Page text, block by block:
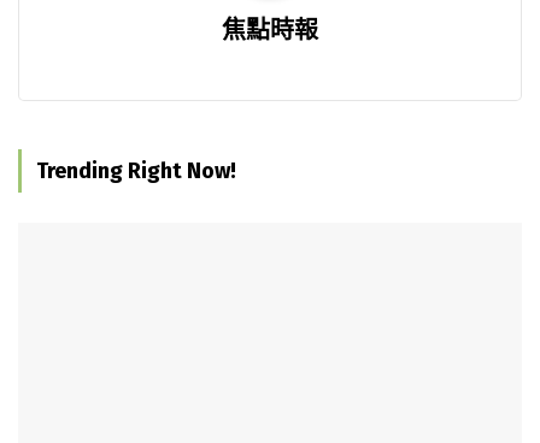
焦點時報
Trending Right Now!